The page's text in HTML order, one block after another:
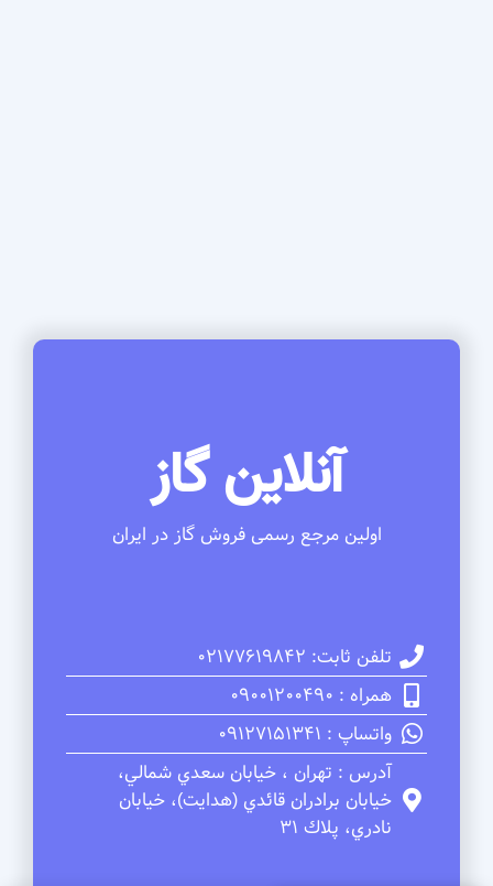
آنلاین گاز
اولین مرجع رسمی فروش گاز در ایران
تلفن ثابت: 02177619842
همراه : 09001200490
واتساپ : 09127151341
آدرس : تهران ، خيابان سعدي شمالي،
خيابان برادران قائدي (هدايت)، خيابان
نادري، پلاك 31